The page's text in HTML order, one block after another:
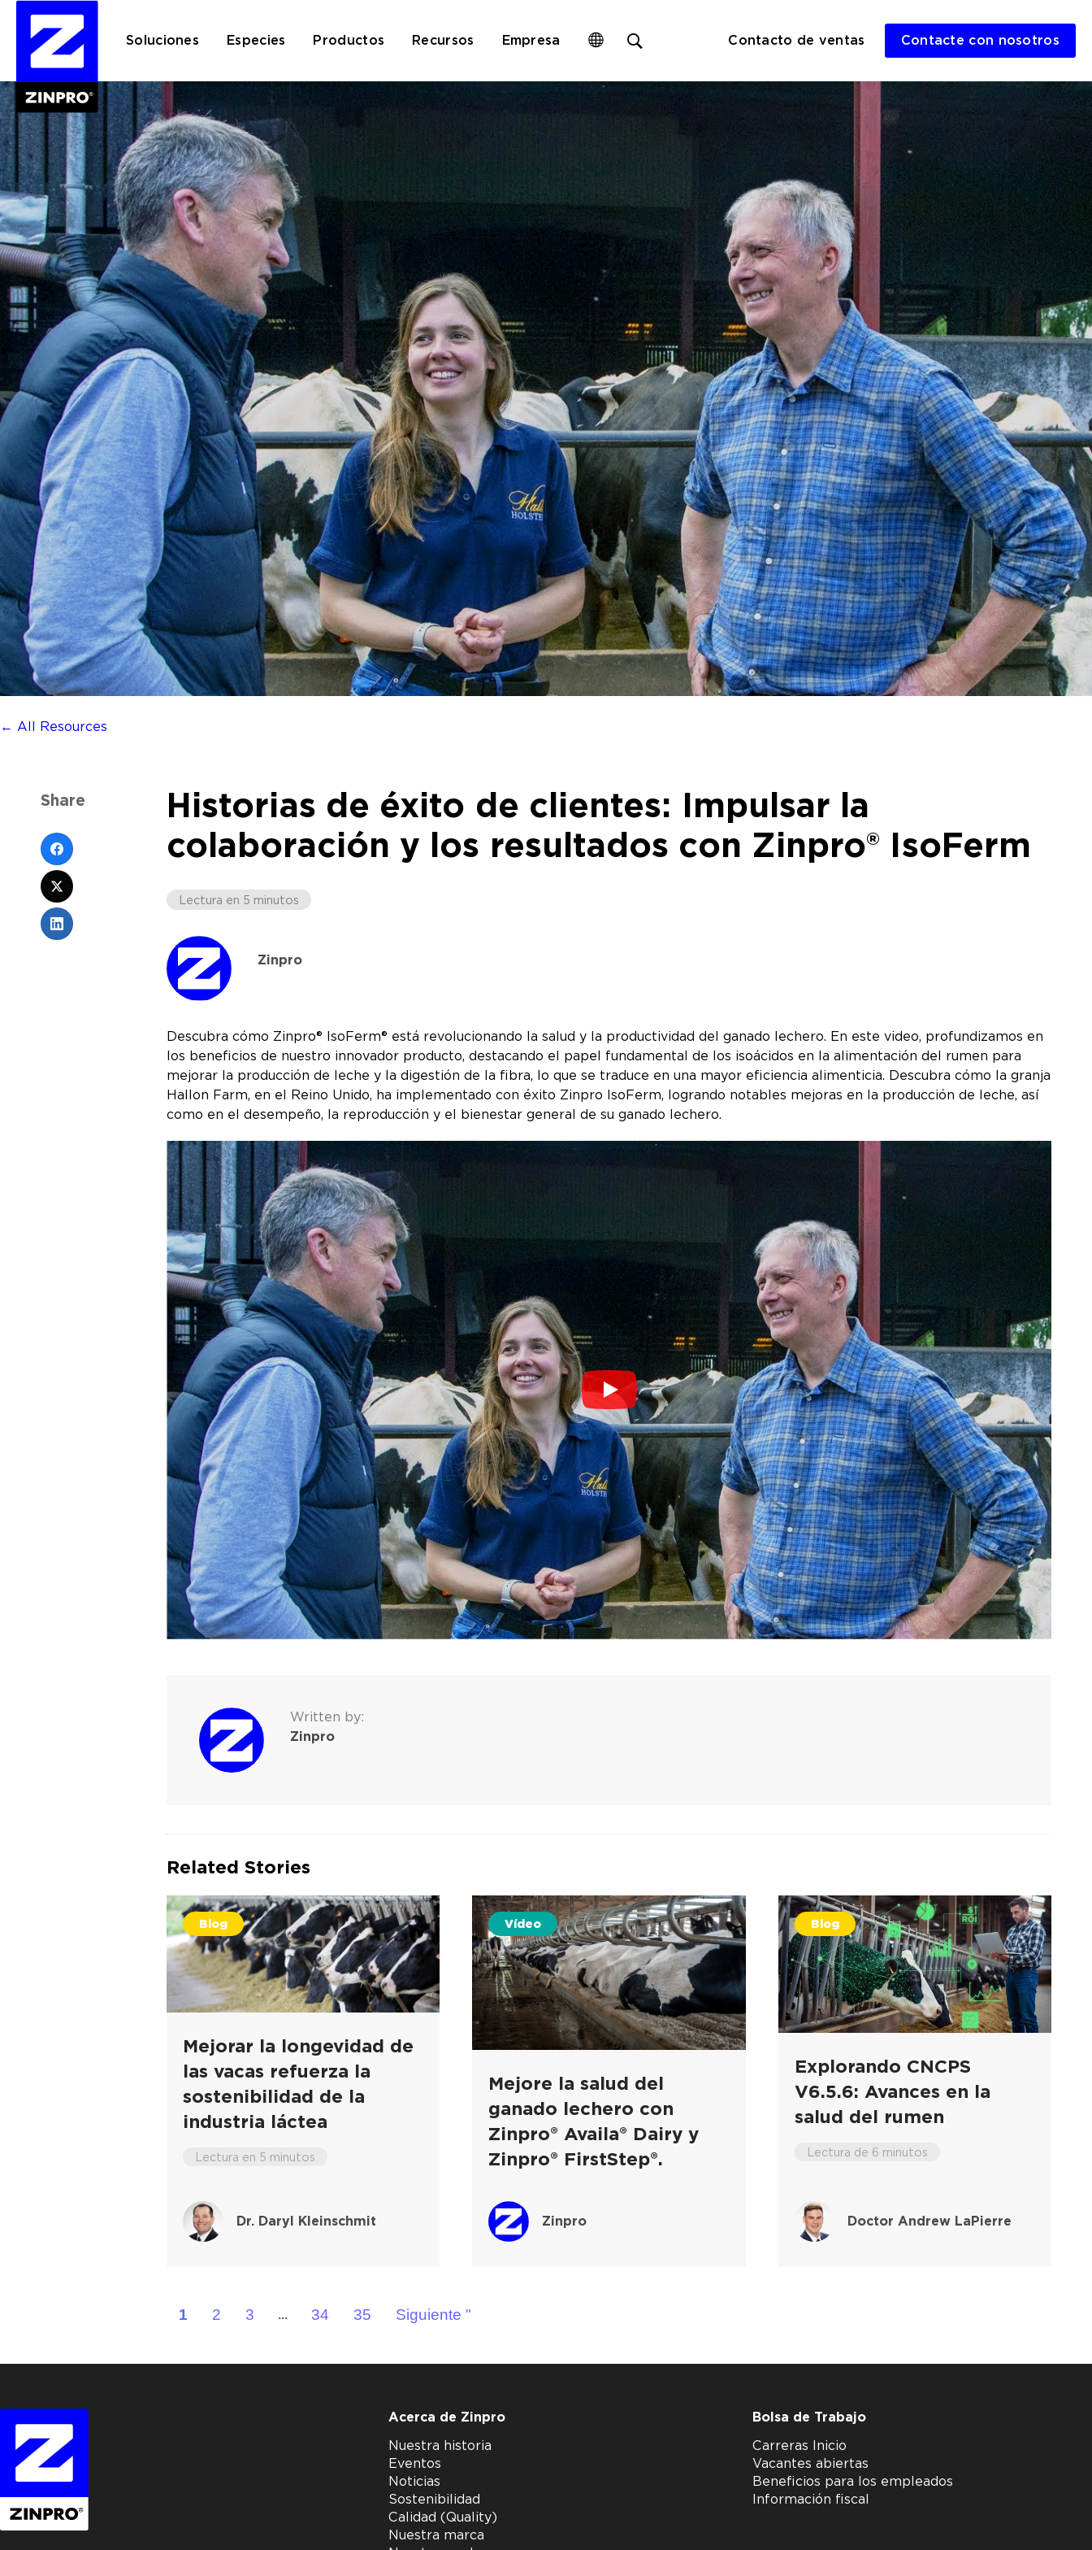
Soluciones Especies Productos Recursos Empresa
search
Contacto de ventas Contacte con nosotros
Buscar:
← All Resources
Historias de éxito de clientes: Impulsar la
colaboración y los resultados con Zinpro® IsoFerm
Lectura en 5 minutos
Zinpro
Descubra cómo Zinpro® IsoFerm® está revolucionando la salud y la productividad del ganado lechero. En este video, profundizamos en
los beneficios de nuestro innovador producto, destacando el papel fundamental de los isoácidos en la alimentación del rumen para
mejorar la producción de leche y la digestión de la fibra, lo que se traduce en una mayor eficiencia alimenticia. Descubra cómo la granja
Hallon Farm, en el Reino Unido, ha implementado con éxito Zinpro IsoFerm, logrando notables mejoras en la producción de leche, así
como en el desempeño, la reproducción y el bienestar general de su ganado lechero.
Written by:
Zinpro
Related Stories
Blog
Mejorar la longevidad de
las vacas refuerza la
sostenibilidad de la
industria láctea
Lectura en 5 minutos
Dr. Daryl Kleinschmit
Vídeo
Mejore la salud del
ganado lechero con
Zinpro® Availa® Dairy y
Zinpro® FirstStep®.
Zinpro
Blog
Explorando CNCPS
V6.5.6: Avances en la
salud del rumen
Lectura de 6 minutos
Doctor Andrew LaPierre
1 2 3 ... 34 35 Siguiente "
Share
Acerca de Zinpro
Nuestra historia
Eventos
Noticias
Sostenibilidad
Calidad (Quality)
Nuestra marca
Bolsa de Trabajo
Carreras Inicio
Vacantes abiertas
Beneficios para los empleados
Información fiscal